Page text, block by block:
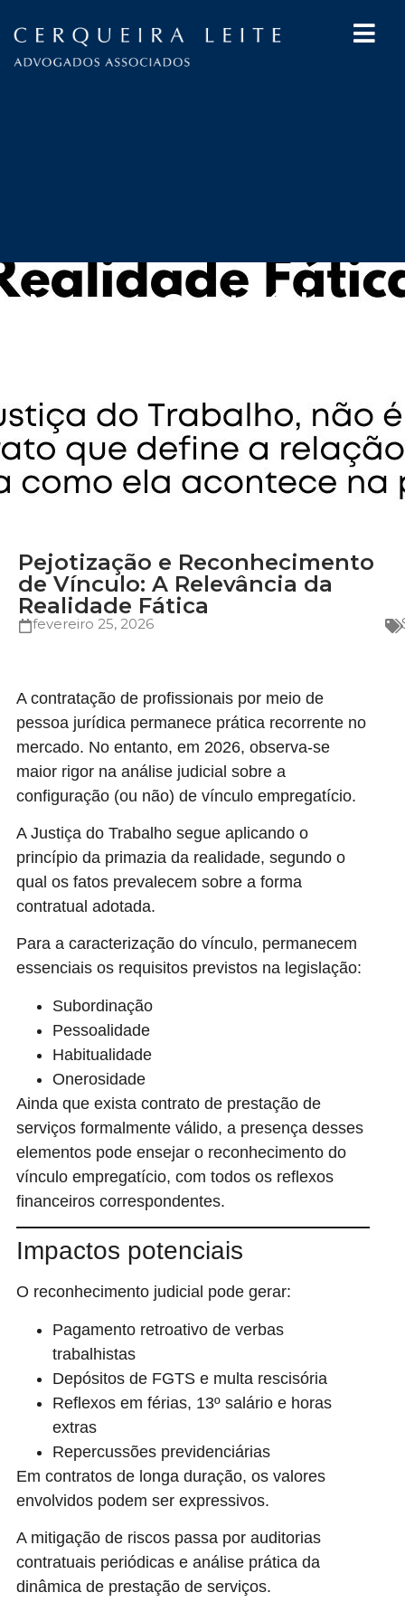
Nossos Conteúdos
Pejotização e Reconhecimento
de Vínculo: A Relevância da
Realidade Fática
fevereiro 25, 2026
A contratação de profissionais por meio de
pessoa jurídica permanece prática recorrente no
mercado. No entanto, em 2026, observa-se
maior rigor na análise judicial sobre a
configuração (ou não) de vínculo empregatício.
A Justiça do Trabalho segue aplicando o
princípio da primazia da realidade, segundo o
qual os fatos prevalecem sobre a forma
contratual adotada.
Para a caracterização do vínculo, permanecem
essenciais os requisitos previstos na legislação:
Subordinação
Pessoalidade
Habitualidade
Onerosidade
Ainda que exista contrato de prestação de
serviços formalmente válido, a presença desses
elementos pode ensejar o reconhecimento do
vínculo empregatício, com todos os reflexos
financeiros correspondentes.
Impactos potenciais
O reconhecimento judicial pode gerar:
Pagamento retroativo de verbas
trabalhistas
Depósitos de FGTS e multa rescisória
Reflexos em férias, 13º salário e horas
extras
Repercussões previdenciárias
Em contratos de longa duração, os valores
envolvidos podem ser expressivos.
A mitigação de riscos passa por auditorias
contratuais periódicas e análise prática da
dinâmica de prestação de serviços.